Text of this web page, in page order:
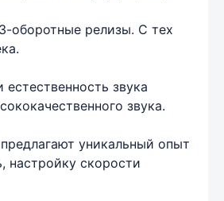
оборотные релизы. С тех
звука
звука.
уникальный опыт
настройку скорости